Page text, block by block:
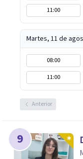
11:00
Martes, 11 de
08:00
11:00
Anterior
9